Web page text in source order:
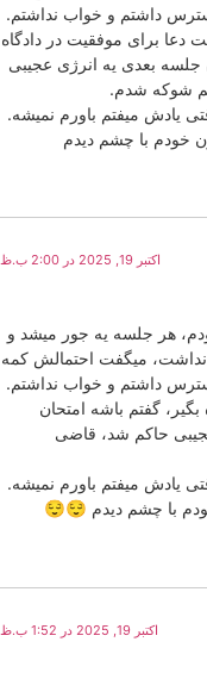
داشتم و خواب نداشتم.
دعا برای موفقیت در دادگاه
جلسه بعدی یه انرژی عجیبی
شوکه شدم.
یادش میفتم باورم نمیشه.
خودم با چشم دیدم
اکتبر 19, 2025 در 2:00 ب.ظ
هر جلسه یه جور میشد و
میگفت احتمالش کمه
داشتم و خواب نداشتم.
گفتم باشه امتحان
حاکم شد، قاضی
یادش میفتم باورم نمیشه.
با چشم دیدم 😌😌
اکتبر 19, 2025 در 1:52 ب.ظ